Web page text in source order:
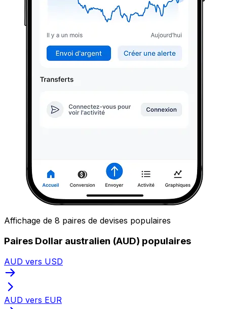
Affichage de 8 paires de devises populaires
Paires Dollar australien (AUD) populaires
AUD vers USD
AUD vers EUR